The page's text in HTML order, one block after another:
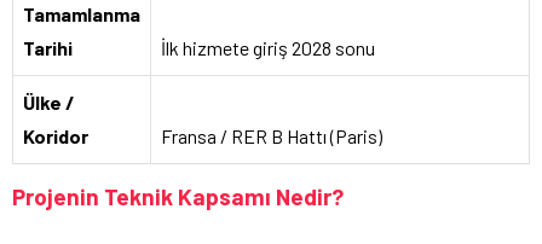
Tamamlanma
Tarihi
İlk hizmete giriş 2028 sonu
Ülke /
Koridor
Fransa / RER B Hattı (Paris)
Projenin Teknik Kapsamı Nedir?